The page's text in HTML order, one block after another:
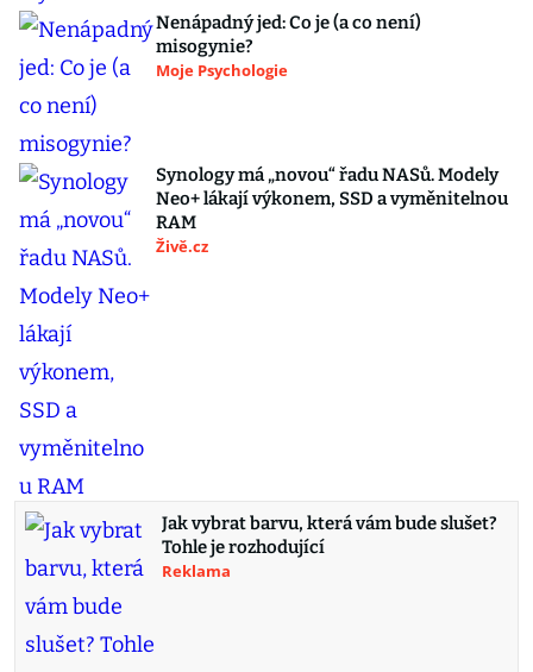
Nenápadný jed: Co je (a co není)
misogynie?
Moje Psychologie
Synology má „novou“ řadu NASů. Modely
Neo+ lákají výkonem, SSD a vyměnitelnou
RAM
Živě.cz
Jak vybrat barvu, která vám bude slušet?
Tohle je rozhodující
Reklama